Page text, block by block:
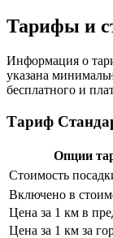
Тарифы и
Информация о
указана
бесплатного и
Тариф
Опции
Стоимость
Включено в
Цена за 1 км в
Цена за 1 км за